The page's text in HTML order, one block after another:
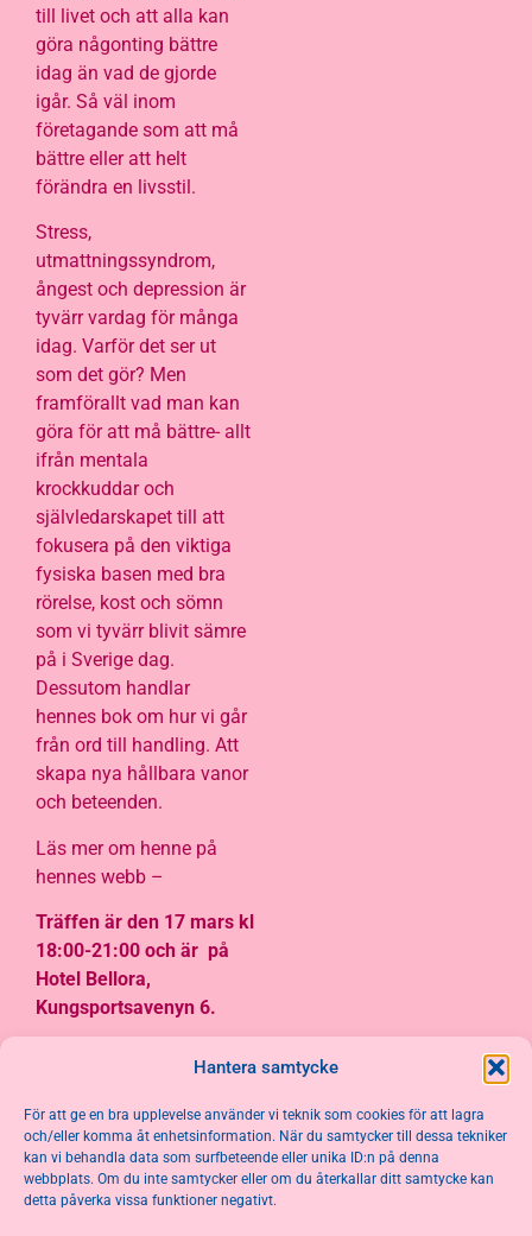
Hantera samtycke
För att ge en bra upplevelse använder vi teknik som cookies för att lagra
och/eller komma åt enhetsinformation. När du samtycker till dessa tekniker
kan vi behandla data som surfbeteende eller unika ID:n på denna
webbplats. Om du inte samtycker eller om du återkallar ditt samtycke kan
detta påverka vissa funktioner negativt.
till livet och att alla kan
göra någonting bättre
idag än vad de gjorde
igår. Så väl inom
företagande som att må
bättre eller att helt
förändra en livsstil.
Stress,
utmattningssyndrom,
ångest och depression är
tyvärr vardag för många
idag. Varför det ser ut
som det gör? Men
framförallt vad man kan
göra för att må bättre- allt
ifrån mentala
krockkuddar och
självledarskapet till att
fokusera på den viktiga
fysiska basen med bra
rörelse, kost och sömn
som vi tyvärr blivit sämre
på i Sverige dag.
Dessutom handlar
hennes bok om hur vi går
från ord till handling. Att
skapa nya hållbara vanor
och beteenden.
Läs mer om henne på
hennes webb –
Träffen är den 17 mars kl
18:00-21:00 och är på
Hotel Bellora,
Kungsportsavenyn 6.